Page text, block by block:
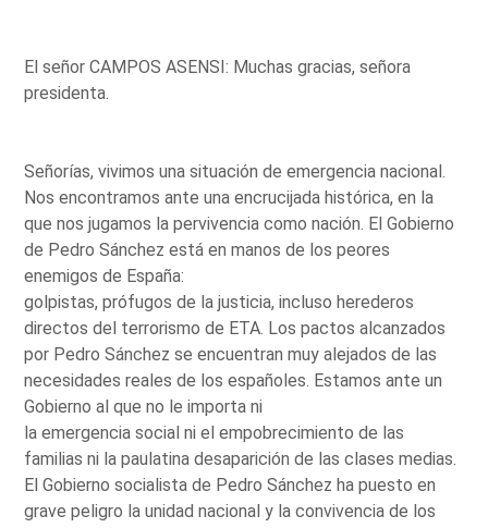
El señor CAMPOS ASENSI: Muchas gracias, señora
presidenta.
Señorías, vivimos una situación de emergencia nacional.
Nos encontramos ante una encrucijada histórica, en la
que nos jugamos la pervivencia como nación. El Gobierno
de Pedro Sánchez está en manos de los peores
enemigos de España:
golpistas, prófugos de la justicia, incluso herederos
directos del terrorismo de ETA. Los pactos alcanzados
por Pedro Sánchez se encuentran muy alejados de las
necesidades reales de los españoles. Estamos ante un
Gobierno al que no le importa ni
la emergencia social ni el empobrecimiento de las
familias ni la paulatina desaparición de las clases medias.
El Gobierno socialista de Pedro Sánchez ha puesto en
grave peligro la unidad nacional y la convivencia de los